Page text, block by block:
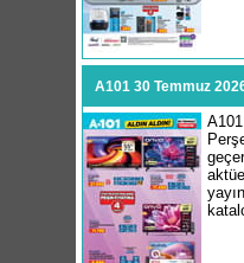
A101 30 Temmuz